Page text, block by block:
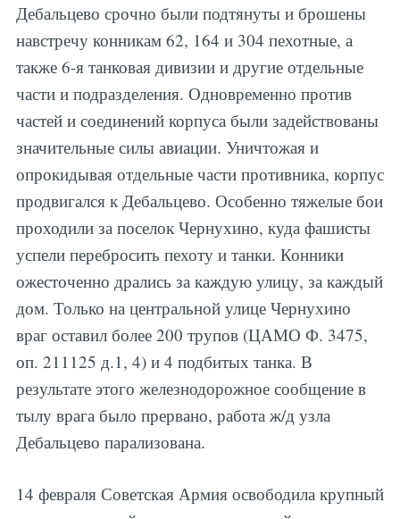
Дебальцево срочно были подтянуты и брошены
навстречу конникам 62, 164 и 304 пехотные, а
также 6-я танковая дивизии и другие отдельные
части и подразделения. Одновременно против
частей и соединений корпуса были задействованы
значительные силы авиации. Уничтожая и
опрокидывая отдельные части противника, корпус
продвигался к Дебальцево. Особенно тяжелые бои
проходили за поселок Чернухино, куда фашисты
успели перебросить пехоту и танки. Конники
ожесточенно дрались за каждую улицу, за каждый
дом. Только на центральной улице Чернухино
враг оставил более 200 трупов (ЦАМО Ф. 3475,
оп. 211125 д.1, 4) и 4 подбитых танка. В
результате этого железнодорожное сообщение в
тылу врага было прервано, работа ж/д узла
Дебальцево парализована.
14 февраля Советская Армия освободила крупный